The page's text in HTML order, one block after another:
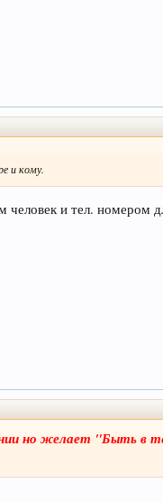
и кому.
и тел. номером
но желает "Быть в